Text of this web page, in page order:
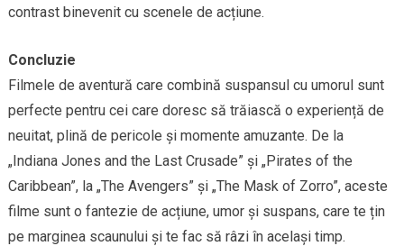
contrast binevenit cu scenele de acțiune.
Concluzie
Filmele de aventură care combină suspansul cu umorul sunt
perfecte pentru cei care doresc să trăiască o experiență de
neuitat, plină de pericole și momente amuzante. De la
„Indiana Jones and the Last Crusade” și „Pirates of the
Caribbean”, la „The Avengers” și „The Mask of Zorro”, aceste
filme sunt o fantezie de acțiune, umor și suspans, care te țin
pe marginea scaunului și te fac să râzi în același timp.